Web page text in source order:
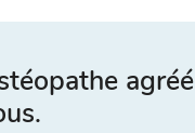
agréé